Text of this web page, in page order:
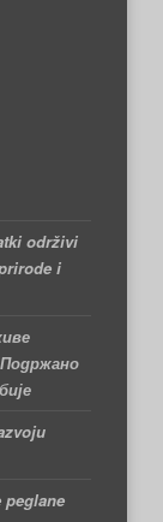
održivi
i
peglane